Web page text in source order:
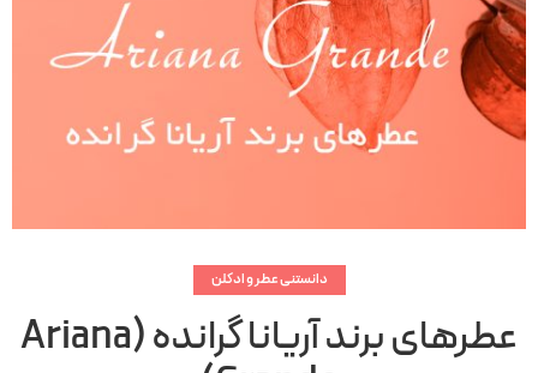
دانستنی عطر و ادکلن
عطرهای برند آریانا گرانده (Ariana